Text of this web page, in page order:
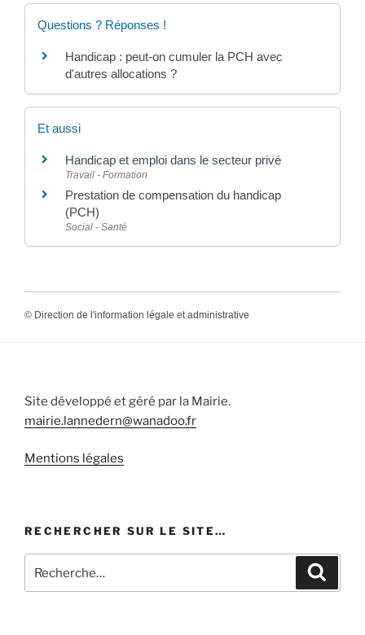
Questions ? Réponses !
Handicap : peut-on cumuler la PCH avec
d'autres allocations ?
Et aussi
Handicap et emploi dans le secteur privé
Travail - Formation
Prestation de compensation du handicap
(PCH)
Social - Santé
© Direction de l'information légale et administrative
Site développé et géré par la Mairie.
mairie.lannedern@wanadoo.fr
Mentions légales
RECHERCHER SUR LE SITE…
pour